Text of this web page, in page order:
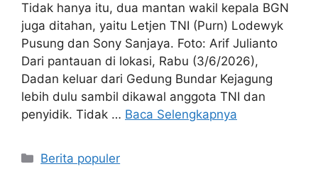
Tidak hanya itu, dua mantan wakil kepala BGN
juga ditahan, yaitu Letjen TNI (Purn) Lodewyk
Pusung dan Sony Sanjaya. Foto: Arif Julianto
Dari pantauan di lokasi, Rabu (3/6/2026),
Dadan keluar dari Gedung Bundar Kejagung
lebih dulu sambil dikawal anggota TNI dan
penyidik. Tidak … Baca Selengkapnya
Kategori
Berita populer